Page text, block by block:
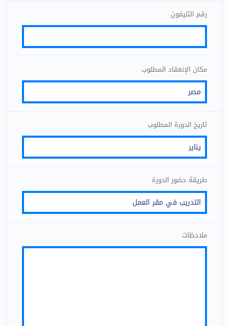
رقم التليفون
مكان الإنعقاد المطلوب
تاريخ الدورة المطلوب
طريقة حضور الدورة
ملاحظات